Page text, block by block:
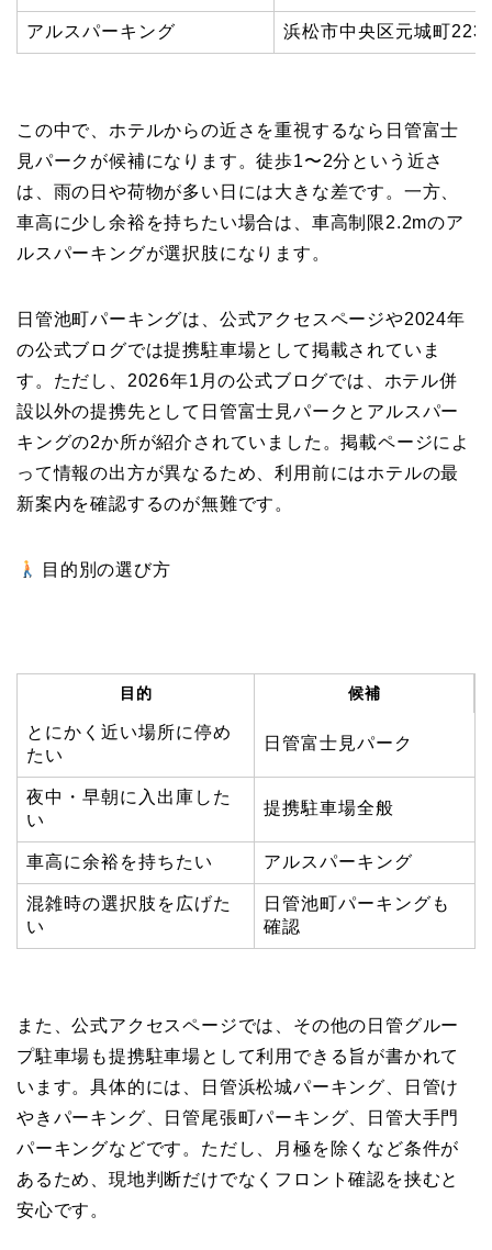
アルスパーキング 浜松市中央区元城町
この中で、ホテルからの近さを重視するなら日管富士
見パークが候補になります。徒歩1〜2分という近さ
は、雨の日や荷物が多い日には大きな差です。一方、
車高に少し余裕を持ちたい場合は、車高制限2.2mのア
ルスパーキングが選択肢になります。
日管池町パーキングは、公式アクセスページや2024年
の公式ブログでは提携駐車場として掲載されていま
す。ただし、2026年1月の公式ブログでは、ホテル併
設以外の提携先として日管富士見パークとアルスパー
キングの2か所が紹介されていました。掲載ページによ
って情報の出方が異なるため、利用前にはホテルの最
新案内を確認するのが無難です。
目的別の選び方
目的 候補
とにかく近い場所に停め
たい
日管富士見パーク
夜中・早朝に入出庫した
い
提携駐車場全般
車高に余裕を持ちたい アルスパーキング
混雑時の選択肢を広げた
い
日管池町パーキングも
確認
また、公式アクセスページでは、その他の日管グルー
プ駐車場も提携駐車場として利用できる旨が書かれて
います。具体的には、日管浜松城パーキング、日管け
やきパーキング、日管尾張町パーキング、日管大手門
パーキングなどです。ただし、月極を除くなど条件が
あるため、現地判断だけでなくフロント確認を挟むと
安心です。